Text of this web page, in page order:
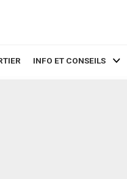
INFO ET CONSEILS